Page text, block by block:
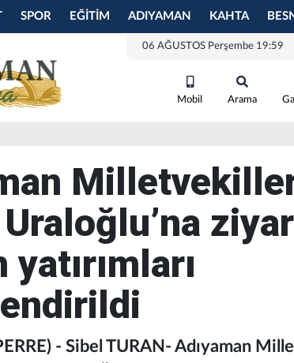
SPOR EĞİTİM ADIYAMAN KAHTA
06 AĞUSTOS Perşembe 19:59
Mobil Arama
yatırımları
- Sibel TURAN- Adıyaman